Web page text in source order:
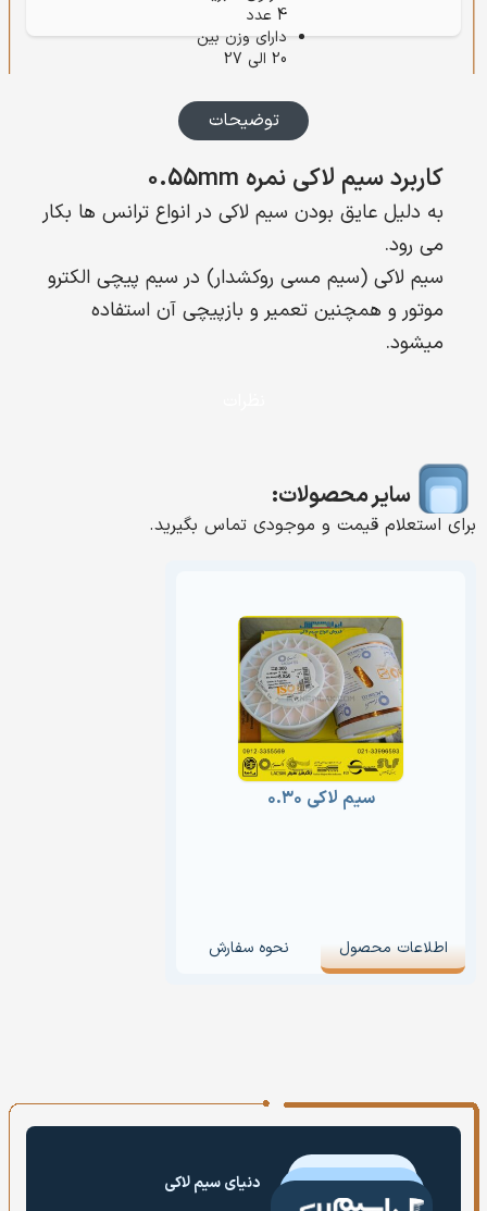
4 عدد
دارای وزن بین
20 الی 27
توضیحات
کاربرد سیم لاکی نمره ۰.55mm
به دلیل عایق بودن سیم لاکی در انواع ترانس ها بکار
می رود.
سیم لاکی (سیم مسی روکشدار) در سیم پیچی الکترو
موتور و همچنین تعمیر و بازپیچی آن استفاده
میشود.
سایر محصولات:
برای استعلام قیمت و موجودی تماس بگیرید.
اطلاعات محصول نحوه سفارش
سیم لاکی ۰.۳۰
دنیای سیم لاکی